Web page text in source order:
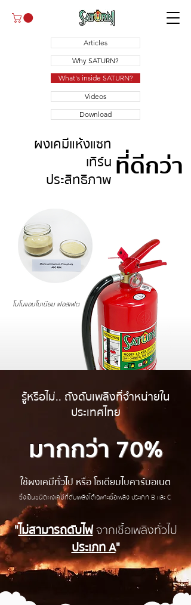
Articles
Why SATURN?
What's inside SATURN?
Videos
Download
ผงเคมีแห้งแซท
เทิร์น
ประสิทธิภาพ ที่ดีกว่า
โมโนแอมโมเนียม ฟอสเฟต
รู้หรือไม่.. ถังดับเพลิงที่จำหน่ายใน
ประเทศไทย
มากกว่า 70%
ใช้ผงเคมีทั่วไป หรือ โซเดียมไบคาร์บอเนต
ซึ่งเป็นชนิดผงเคมีที่ดับเพลิงได้เฉพาะเชื้อเพลิง ประเภท B และ C
"ไม่สามารถดับไฟจากเชื้อเพลิงทั่วไป
ประเภท A"